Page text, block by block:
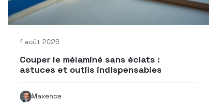
1 août 2026
Couper le mélaminé sans éclats :
astuces et outils indispensables
Maxence